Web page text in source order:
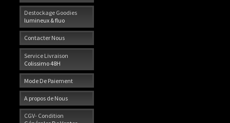
Destockage Goodies
lumineux & fluo
Contacter Nous
Service Livraison
Colissimo 48H
Mode De Paiement
A propos de Nous
CGV- Condition